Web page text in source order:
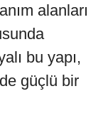
alanları
bu yapı,
güçlü bir